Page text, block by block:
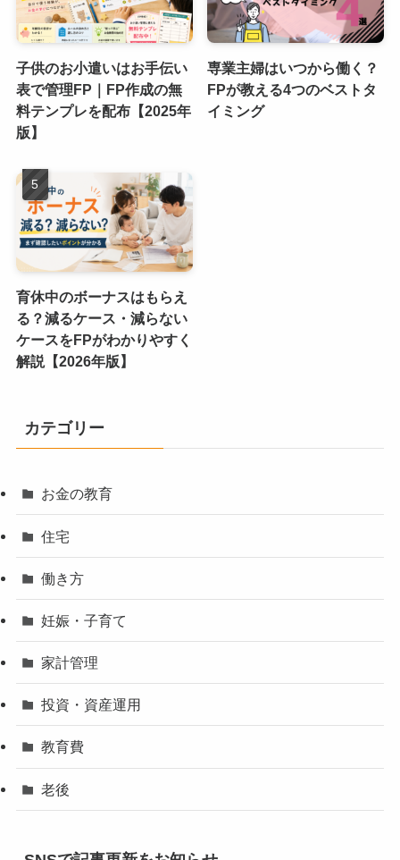
子供のお小遣いはお手伝い
表で管理FP｜FP作成の無
料テンプレを配布【2025年
版】
専業主婦はいつから働く？
FPが教える4つのベストタ
イミング
育休中のボーナスはもらえ
る？減るケース・減らない
ケースをFPがわかりやすく
解説【2026年版】
カテゴリー
お金の教育
住宅
働き方
妊娠・子育て
家計管理
投資・資産運用
教育費
老後